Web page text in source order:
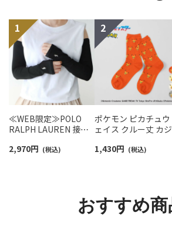
≪WEB限定≫POLO
RALPH LAUREN 接触
ームカバー ＆ レッグウ
2,970円 (税込)
ポケモン ピカチュウ
ェイス クルー丈 カ
ス 日本製 03307006
1,430円 (税込)
おすすめ商